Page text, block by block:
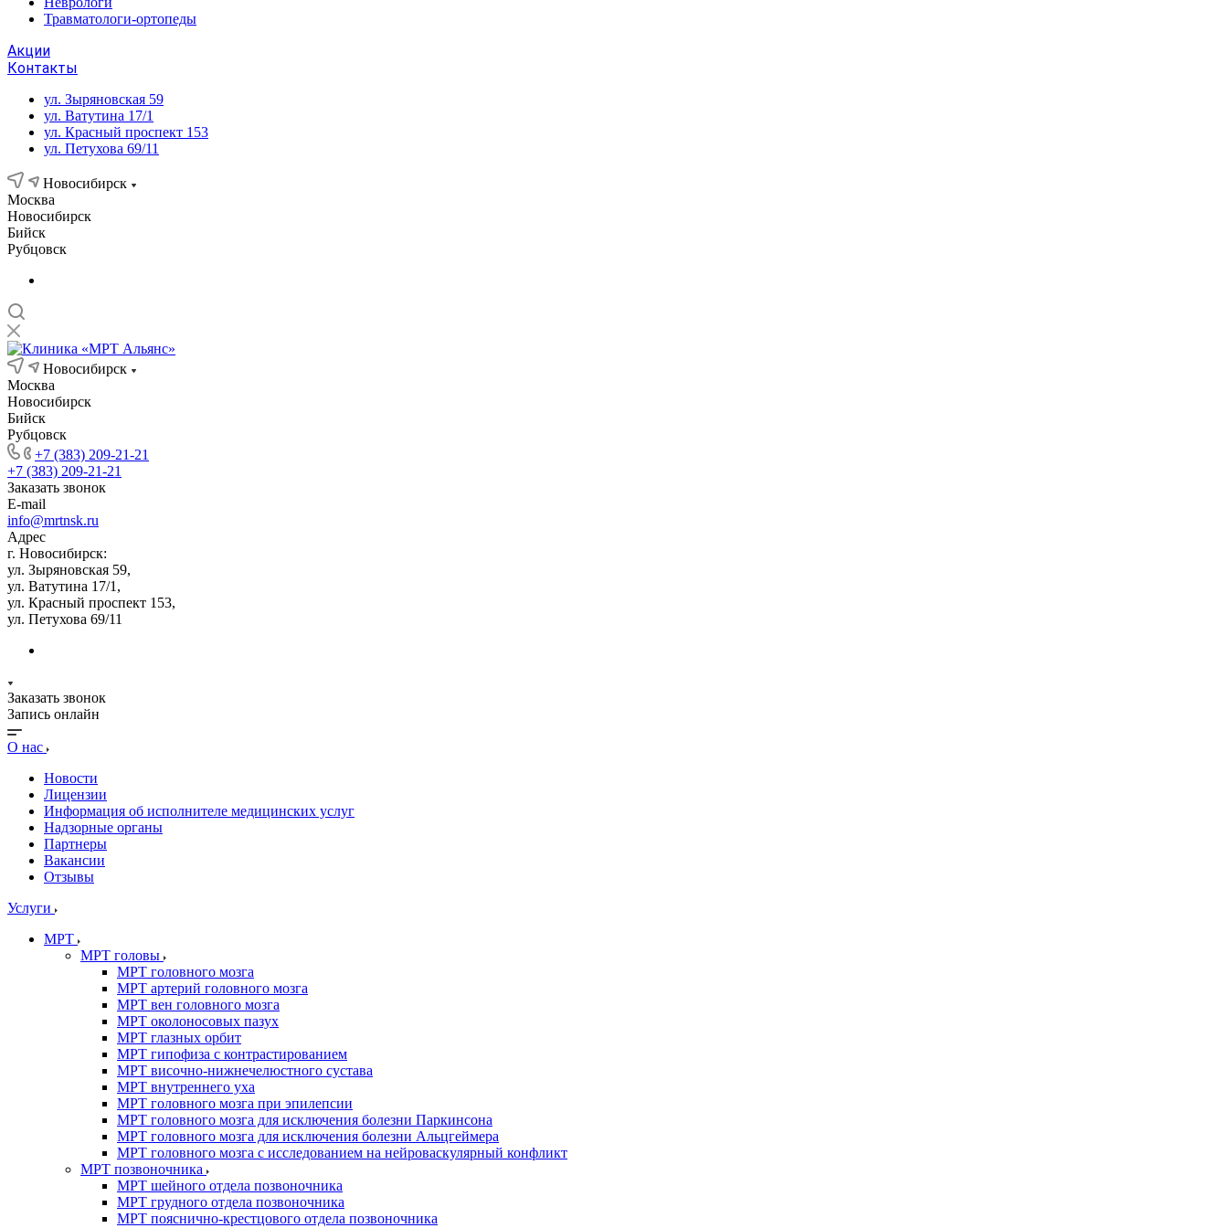
Травматологи-ортопеды
Акции
Контакты
ул. Зыряновская 59
ул. Ватутина 17/1
ул. Красный проспект 153
ул. Петухова 69/11
Новосибирск
Москва
Новосибирск
Бийск
Рубцовск
Новосибирск
Москва
Новосибирск
Бийск
Рубцовск
+7 (383) 209-21-21
+7 (383) 209-21-21
Заказать звонок
E-mail
info@mrtnsk.ru
Адрес
г. Новосибирск:
ул. Зыряновская 59,
ул. Ватутина 17/1,
ул. Красный проспект 153,
ул. Петухова 69/11
Заказать звонок
Запись онлайн
О нас
Новости
Лицензии
Информация об исполнителе медицинских услуг
Надзорные органы
Партнеры
Вакансии
Отзывы
Услуги
МРТ
МРТ головы
МРТ головного мозга
МРТ артерий головного мозга
МРТ вен головного мозга
МРТ околоносовых пазух
МРТ глазных орбит
МРТ гипофиза с контрастированием
МРТ височно-нижнечелюстного сустава
МРТ внутреннего уха
МРТ головного мозга при эпилепсии
МРТ головного мозга для исключения болезни Паркинсона
МРТ головного мозга для исключения болезни Альцгеймера
МРТ головного мозга с исследованием на нейроваскулярный конфликт
МРТ позвоночника
МРТ шейного отдела позвоночника
МРТ грудного отдела позвоночника
МРТ пояснично-крестцового отдела позвоночника